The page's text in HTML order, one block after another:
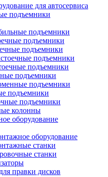
для автосервиса
подъемники
подъемники
подъемники
подъемники
подъемники
подъемники
подъемники
подъемники
подъемники
подъемники
колонны
оборудование
оборудование
станки
станки
правки дисков